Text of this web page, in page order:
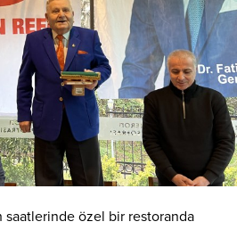
saatlerinde özel bir restoranda